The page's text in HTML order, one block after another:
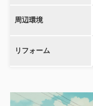
周辺環境
リフォーム